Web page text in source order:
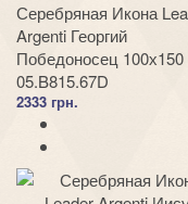
Серебряная Икона
Argenti Георгий
Победоносец 100х150
05.B815.67D
2333 грн.